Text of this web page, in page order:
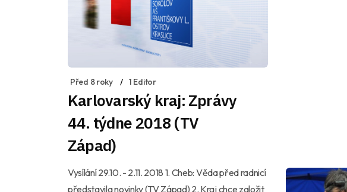
Před 8 roky 1 Editor
Karlovarský kraj: Zprávy
44. týdne 2018 (TV
Západ)
Vysílání 29.10. - 2.11. 2018 1. Cheb: Věda před radnicí
představila novinky (TV Západ) 2. Kraj chce založit